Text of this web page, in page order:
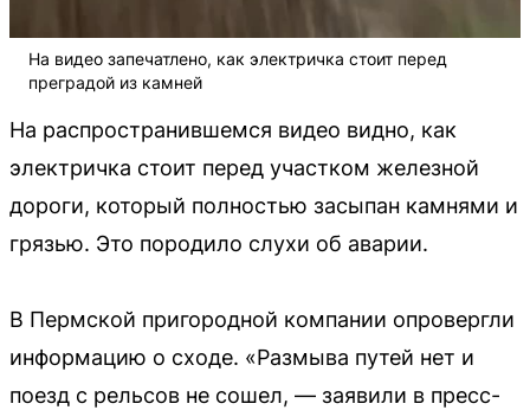
На видео запечатлено, как электричка стоит перед
преградой из камней
На распространившемся видео видно, как
электричка стоит перед участком железной
дороги, который полностью засыпан камнями и
грязью. Это породило слухи об аварии.
В Пермской пригородной компании опровергли
информацию о сходе. «Размыва путей нет и
поезд с рельсов не сошел, — заявили в пресс-